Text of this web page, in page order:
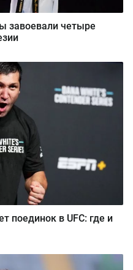
завоевали четыре
поединок в UFC: где и